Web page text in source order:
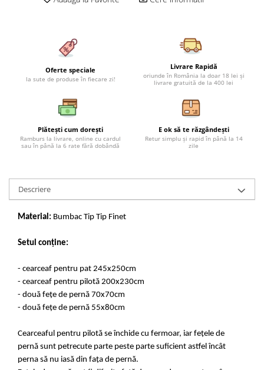
Lenjerii Catifea
Cearceaf cu elastic
Cearceaf normal
Bumbac Neted Nesatinat
Bumbac 100% Poplin Hobby
Bumbac 100%
Lenjerii Jacquard
Lenjerii Matase
Lenjerii Creponate
Huse Impermeabile
Huse Impermeabile 160x200cm
Huse Impermeabile 180x200cm
Oferte speciale
la sute de produse în fiecare zi!
Livrare Rapidă
oriunde în România la doar 18 lei și
livrare gratuită de la 400 lei
Plătești cum dorești
Ramburs la livrare, online cu cardul
sau în până la 6 rate fără dobândă
E ok să te răzgândești
Retur simplu și rapid în până la 14
zile
Descriere
Material: Bumbac Tip Tip Finet
Setul conține:
- cearceaf pentru pat 245x250cm
- cearceaf pentru pilotă 200x230cm
- două fețe de pernă 70x70cm
- două fețe de pernă 55x80cm
Cearceaful pentru pilotă se închide cu fermoar, iar fețele de
pernă sunt petrecute parte peste parte suficient astfel încât
perna să nu iasă din fața de pernă.